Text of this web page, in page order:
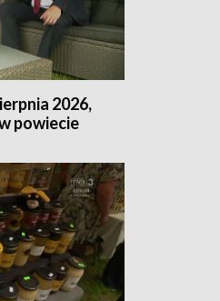
2026,
powiecie